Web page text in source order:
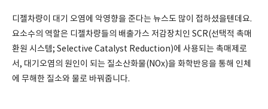
디젤차량이 대기 오염에 악영향을 준다는 뉴스도 많이 접하셨을텐데요.
요소수의 역할은 디젤차량들의 배출가스 저감장치인 SCR(선택적 촉매
환원 시스템; Selective Catalyst Reduction)에 사용되는 촉매제로
서, 대기오염의 원인이 되는 질소산화물(NOx)을 화학반응을 통해 인체
에 무해한 질소와 물로 바꿔줍니다.